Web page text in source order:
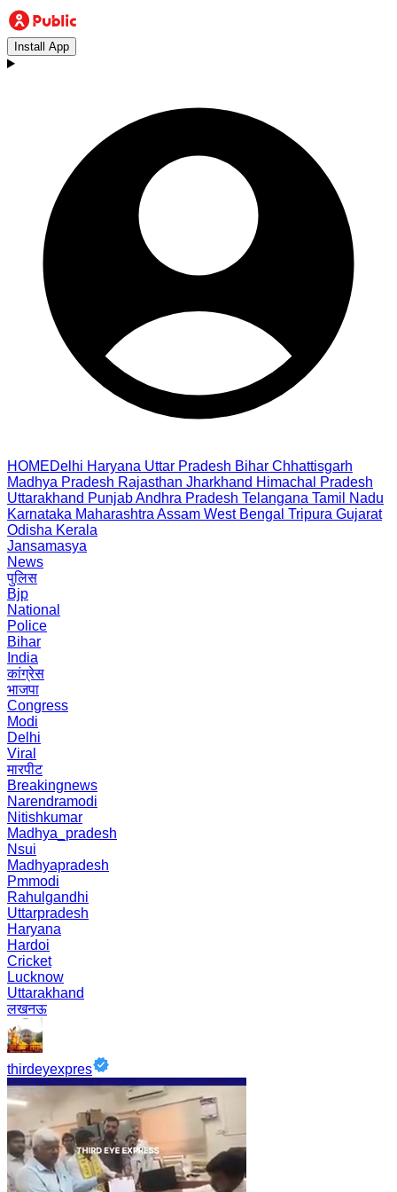
Install App
HOMEDelhi Haryana Uttar Pradesh Bihar Chhattisgarh
Madhya Pradesh Rajasthan Jharkhand Himachal Pradesh
Uttarakhand PunjabAndhra Pradesh Telangana Tamil Nadu
Karnataka Maharashtra Assam West Bengal Tripura Gujarat
Odisha Kerala
Jansamasya
News
पुलिस
Bjp
National
Police
Bihar
India
कांग्रेस
भाजपा
Congress
Modi
Delhi
Viral
मारपीट
Breakingnews
Narendramodi
Nitishkumar
Madhya_pradesh
Nsui
Madhyapradesh
Pmmodi
Rahulgandhi
Uttarpradesh
Haryana
Hardoi
Cricket
Lucknow
Uttarakhand
लखनऊ
thirdeyexpres